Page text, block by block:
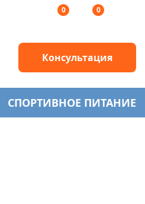
0 0
Консультация
СПОРТИВНОЕ ПИТАНИЕ